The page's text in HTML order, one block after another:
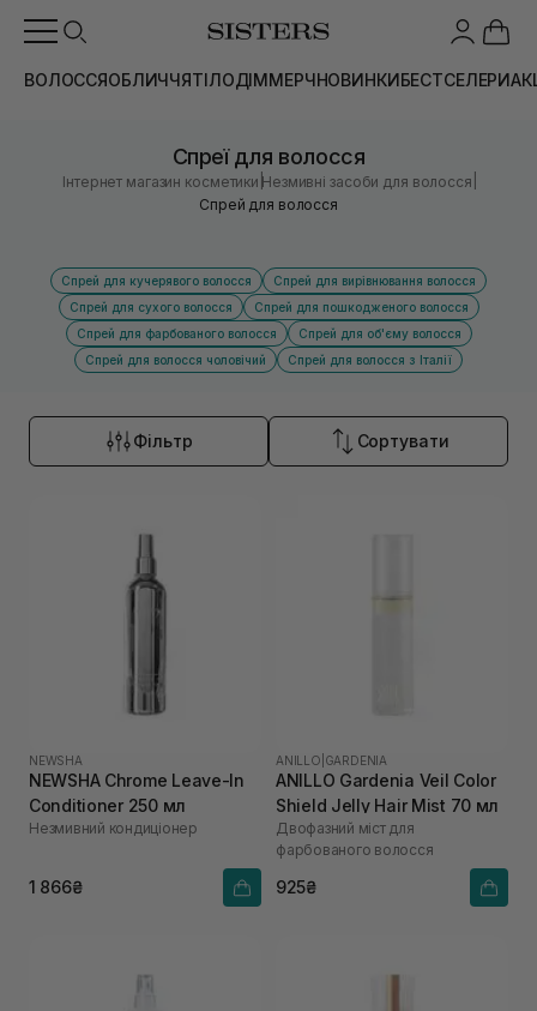
ВОЛОССЯОБЛИЧЧЯТІЛОДІММЕРЧНОВИНКИБЕСТСЕЛЕРИ
Спреї для волосся
Інтернет магазин косметики |Незмивні засоби для волосся
Спрей для волосся
Спрей для кучерявого волосся
Спрей для вирівнювання волосся
Спрей для сухого волосся
Спрей для пошкодженого волосся
Спрей для фарбованого волосся
Спрей для об'єму волосся
Спрей для волосся чоловічий
Спрей для волосся з Італії
Фільтр Сортувати
NEWSHA
NEWSHA Chrome Leave-In
Conditioner 250 мл
Незмивний кондиціонер
1 866₴
ANILLO GARDENIA
ANILLO Gardenia Veil Color
Shield Jelly Hair Mist 70 мл
Двофазний міст для
фарбованого волосся
925₴